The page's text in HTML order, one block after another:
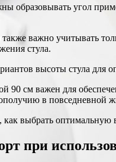
образовывать угол
важно учитывать
стула.
высоты стула
90 см важен для
в повседневной
выбрать
при